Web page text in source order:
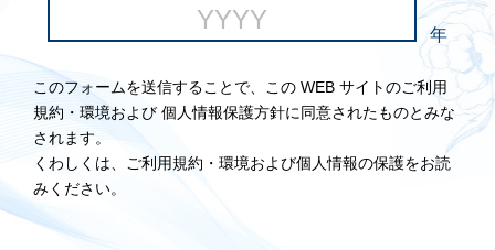
年
このフォームを送信することで、この WEB サイトのご利用
規約・環境および 個人情報保護方針に同意されたものとみな
されます。
くわしくは、ご利用規約・環境および個人情報の保護をお読
みください。